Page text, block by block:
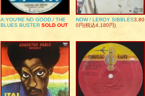
A:YOU’RE NO GOOD / THE
BLUES BUSTER SOLD OUT
NOW / LEROY SIBBLES3,80
0円(税込4,180円)